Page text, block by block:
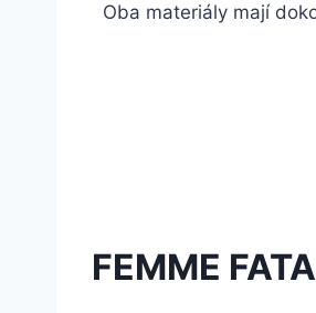
Oba materiály mají
FEMME